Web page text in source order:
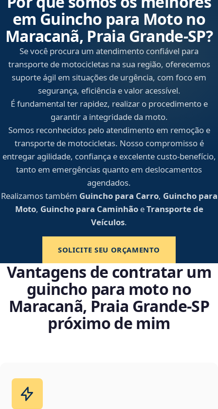
em Guincho para Moto no
Maracanã, Praia Grande‑SP?
Se você procura um atendimento confiável para
transporte de motocicletas na sua região, oferecemos
suporte ágil em situações de urgência, com foco em
segurança, eficiência e valor acessível.
É fundamental ter rapidez, realizar o procedimento e
garantir a integridade da moto.
Somos reconhecidos pelo atendimento em remoção e
transporte de motocicletas. Nosso compromisso é
entregar agilidade, confiança e excelente custo-benefício,
tanto em emergências quanto em deslocamentos
agendados.
Realizamos também Guincho para Carro, Guincho para
Moto, Guincho para CaminhãoeTransporte de
Veículos.
SOLICITE SEU ORÇAMENTO
Vantagens de contratar um
guincho para moto no
Maracanã, Praia Grande‑SP
próximo de mim